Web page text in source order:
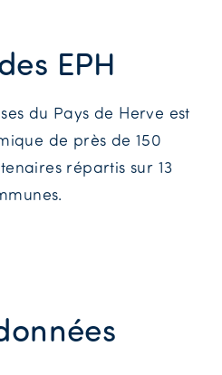
EPH
du Pays de Herve est
de près de 150
répartis sur 13